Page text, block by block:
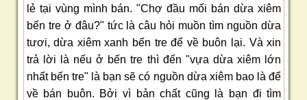
lẻ tại vùng mình bán. "Chợ đầu mối bán dừa xiêm
bến tre ở đâu?" tức là câu hỏi muồn tìm nguồn dừa
tươi, dừa xiêm xanh bến tre để về buôn lại. Và xin
trả lời là nếu ở bến tre thì đến "vựa dừa xiêm lớn
nhất bến tre" là bạn sẽ có nguồn dừa xiêm bao là để
về bán buôn. Bởi vì bản chất cũng là bạn đi tìm